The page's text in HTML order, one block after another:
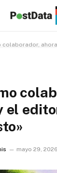
ahora soy
el
mayo 29, 2026